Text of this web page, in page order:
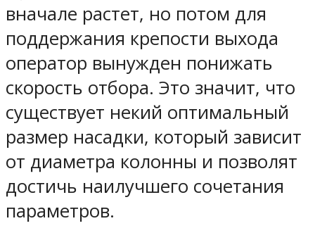
вначале растет, но потом для
поддержания крепости выхода
оператор вынужден понижать
скорость отбора. Это значит, что
существует некий оптимальный
размер насадки, который зависит
от диаметра колонны и позволят
достичь наилучшего сочетания
параметров.